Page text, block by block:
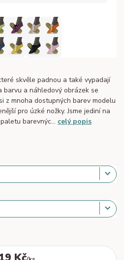
skvěle padnou a také vypadají
barvu a náhledový obrázek se
z mnoha dostupných barev modelu
pro úzké nožky. Jsme jediní na
barevnýc... celý popis